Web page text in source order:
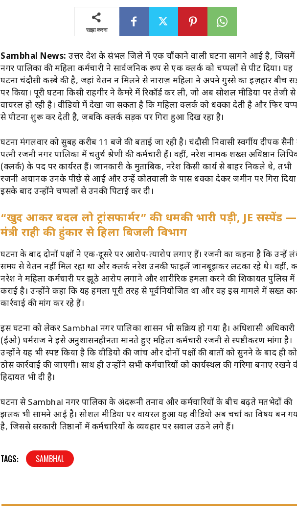
साझा करना
Sambhal News: उत्तर प्रदेश के संभल जिले में एक चौंकाने वाली घटना सामने आई है, जिसमें
नगर पालिका की महिला कर्मचारी ने सार्वजनिक रूप से एक क्लर्क को चप्पलों से पीट दिया। यह
घटना चंदौसी कस्बे की है, जहां वेतन न मिलने से नाराज़ महिला ने अपने गुस्से का इज़हार बीच
पर किया। पूरी घटना किसी राहगीर ने कैमरे में रिकॉर्ड कर ली, जो अब सोशल मीडिया पर तेजी से
वायरल हो रही है। वीडियो में देखा जा सकता है कि महिला क्लर्क को धक्का देती है और फिर
से पीटना शुरू कर देती है, जबकि क्लर्क सड़क पर गिरा हुआ दिख रहा है।
घटना मंगलवार को सुबह करीब 11 बजे की बताई जा रही है। चंदौसी निवासी स्वर्गीय दीपक सैनी
पत्नी रजनी नगर पालिका में चतुर्थ श्रेणी की कर्मचारी हैं। वहीं, नरेश नामक शख्स अधिष्ठान
(क्लर्क) के पद पर कार्यरत हैं। जानकारी के मुताबिक, नरेश किसी कार्य से बाहर निकले थे, तभी
रजनी अचानक उनके पीछे से आईं और उन्हें कोतवाली के पास धक्का देकर जमीन पर गिरा
इसके बाद उन्होंने चप्पलों से उनकी पिटाई कर दी।
“खुद आकर बदल लो ट्रांसफार्मर” की धमकी भारी पड़ी, JE सस्पेंड —
मंत्री राही की हुंकार से हिला बिजली विभाग
घटना के बाद दोनों पक्षों ने एक-दूसरे पर आरोप-प्रत्यारोप लगाए हैं। रजनी का कहना है कि उन्हें
समय से वेतन नहीं मिल रहा था और क्लर्क नरेश उनकी फाइलें जानबूझकर लटका रहे थे। वहीं,
नरेश ने महिला कर्मचारी पर झूठे आरोप लगाने और शारीरिक हमला करने की शिकायत पुलिस में
कराई है। उन्होंने कहा कि यह हमला पूरी तरह से पूर्वनियोजित था और वह इस मामले में सख्त
कार्रवाई की मांग कर रहे हैं।
इस घटना को लेकर Sambhal नगर पालिका प्रशासन भी सक्रिय हो गया है। अधिशासी अधिकारी
(ईओ) धर्मराज ने इसे अनुशासनहीनता मानते हुए महिला कर्मचारी रजनी से स्पष्टीकरण मांगा है।
उन्होंने यह भी स्पष्ट किया है कि वीडियो की जांच और दोनों पक्षों की बातों को सुनने के बाद ही
ठोस कार्रवाई की जाएगी। साथ ही उन्होंने सभी कर्मचारियों को कार्यस्थल की गरिमा बनाए रखने
हिदायत भी दी है।
घटना से Sambhal नगर पालिका के अंदरूनी तनाव और कर्मचारियों के बीच बढ़ते मतभेदों की
झलक भी सामने आई है। सोशल मीडिया पर वायरल हुआ यह वीडियो अब चर्चा का विषय बन
है, जिससे सरकारी प्रतिष्ठानों में कर्मचारियों के व्यवहार पर सवाल उठने लगे हैं।
TAGS: SAMBHAL